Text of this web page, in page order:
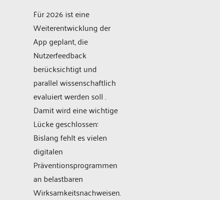
Für 2026 ist eine
Weiterentwicklung der
App geplant, die
Nutzerfeedback
berücksichtigt und
parallel wissenschaftlich
evaluiert werden soll .
Damit wird eine wichtige
Lücke geschlossen:
Bislang fehlt es vielen
digitalen
Präventionsprogrammen
an belastbaren
Wirksamkeitsnachweisen.